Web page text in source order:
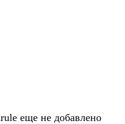
еще не добавлено